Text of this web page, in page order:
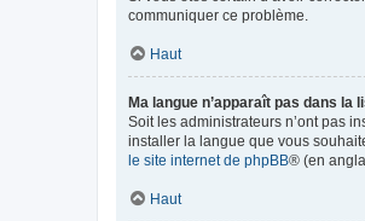
communiquer ce problème.
Haut
Ma langue n’apparaît pas dans la
Soit les administrateurs n’ont pas
installer la langue que vous
le site internet de phpBB® (en
Haut